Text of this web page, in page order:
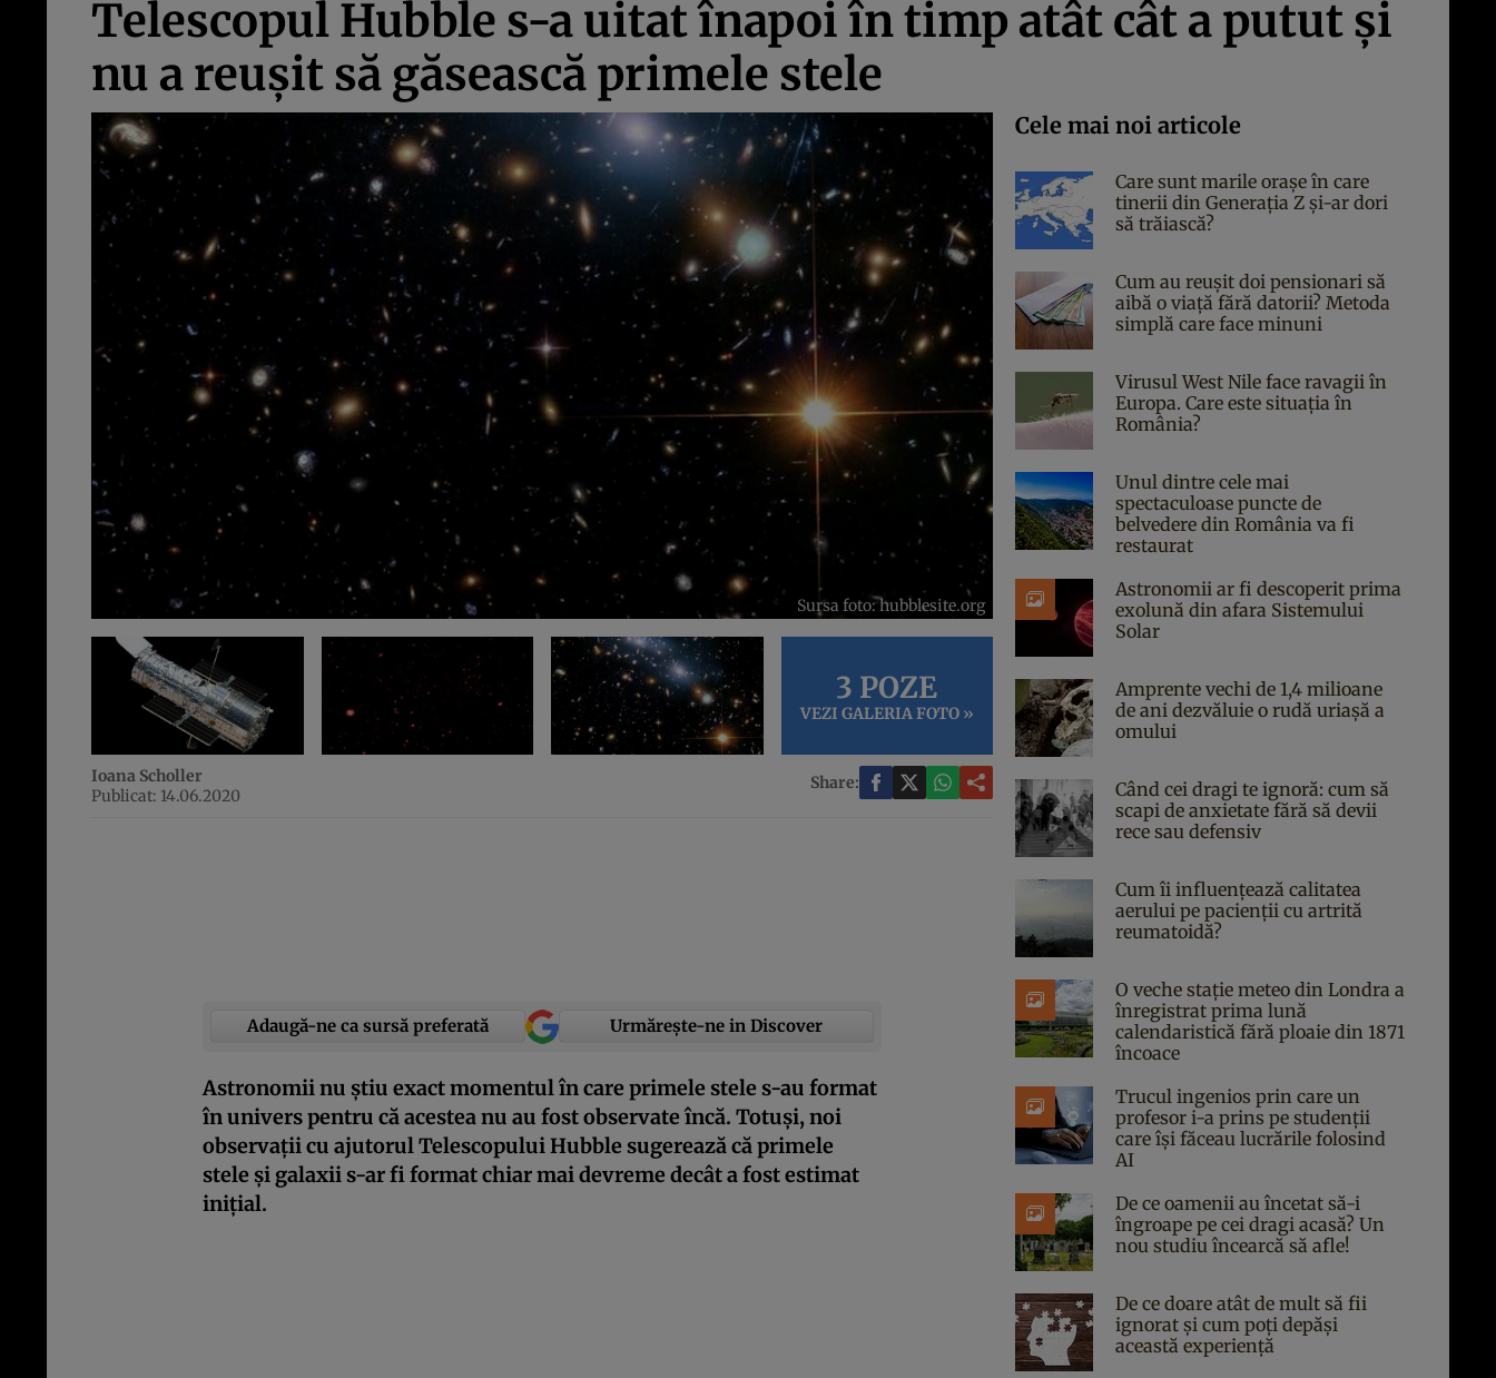
Telescopul Hubble s-a uitat înapoi în timp atât cât a putut și
nu a reușit să găsească primele stele
Sursa foto: hubblesite.org
3 POZE
VEZI GALERIA FOTO »
Ioana Scholler
Publicat: 14.06.2020
Share:
Adaugă-ne ca sursă preferată Urmărește-ne in Discover
Astronomii nu știu exact momentul în care primele stele s-au format
în univers pentru că acestea nu au fost observate încă. Totuși, noi
observații cu ajutorul Telescopului Hubble sugerează că primele
stele și galaxii s-ar fi format chiar mai devreme decât a fost estimat
inițial.
Cele mai noi articole
Care sunt marile orașe în care
tinerii din Generația Z și-ar dori
să trăiască?
Cum au reușit doi pensionari să
aibă o viață fără datorii? Metoda
simplă care face minuni
Virusul West Nile face ravagii în
Europa. Care este situația în
România?
Unul dintre cele mai
spectaculoase puncte de
belvedere din România va fi
restaurat
Astronomii ar fi descoperit prima
exolună din afara Sistemului
Solar
Amprente vechi de 1,4 milioane
de ani dezvăluie o rudă uriașă a
omului
Când cei dragi te ignoră: cum să
scapi de anxietate fără să devii
rece sau defensiv
Cum îi influențează calitatea
aerului pe pacienții cu artrită
reumatoidă?
O veche stație meteo din Londra a
înregistrat prima lună
calendaristică fără ploaie din 1871
încoace
Trucul ingenios prin care un
profesor i-a prins pe studenții
care își făceau lucrările folosind
AI
De ce oamenii au încetat să-i
îngroape pe cei dragi acasă? Un
nou studiu încearcă să afle!
De ce doare atât de mult să fii
ignorat și cum poți depăși
această experiență